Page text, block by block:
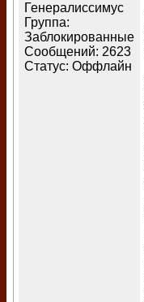
Генералиссимус
Группа:
Заблокированные
Сообщений: 2623
Статус: Оффлайн